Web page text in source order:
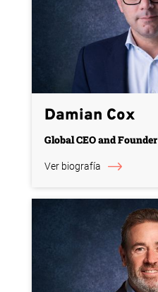
Damian Cox
Global CEO and Founder
Ver biografía